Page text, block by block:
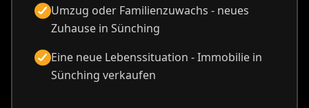
Umzug oder Familienzuwachs - neues
Zuhause in Sünching
Eine neue Lebenssituation - Immobilie in
Sünching verkaufen